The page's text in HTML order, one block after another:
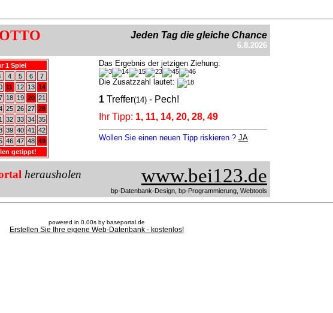
Jeden Tag die gleiche Chance
6.8.2026
1 Spiel
4 5 6
7
11 12 13 14
18 19 20 21
25 26 27 28
32 33 34 35
39 40 41
42
46 47 48 49
getippt!
Das Ergebnis der jetzigen Ziehung:
Die Zusatzzahl lautet:
1 Treffer(14) - Pech!
Ihr Tipp: 1, 11, 14, 20, 28, 49
Wollen Sie einen neuen Tipp riskieren ? JA
herausholen www.bei123.de
bp-Datenbank-Design, bp-Programmierung, Webtools
powered in 0.00s by baseportal.de
Erstellen Sie Ihre eigene Web-Datenbank - kostenlos!